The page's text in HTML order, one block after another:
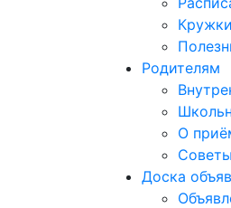
Родителям
О
Доска